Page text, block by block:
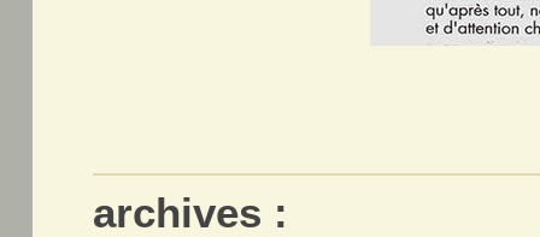
archives :